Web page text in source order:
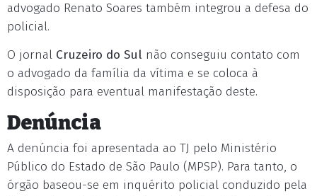
advogado Renato Soares também integrou a defesa do
policial.
O jornal Cruzeiro do Sul não conseguiu contato com
o advogado da família da vítima e se coloca à
disposição para eventual manifestação deste.
Denúncia
A denúncia foi apresentada ao TJ pelo Ministério
Público do Estado de São Paulo (MPSP). Para tanto, o
órgão baseou-se em inquérito policial conduzido pela